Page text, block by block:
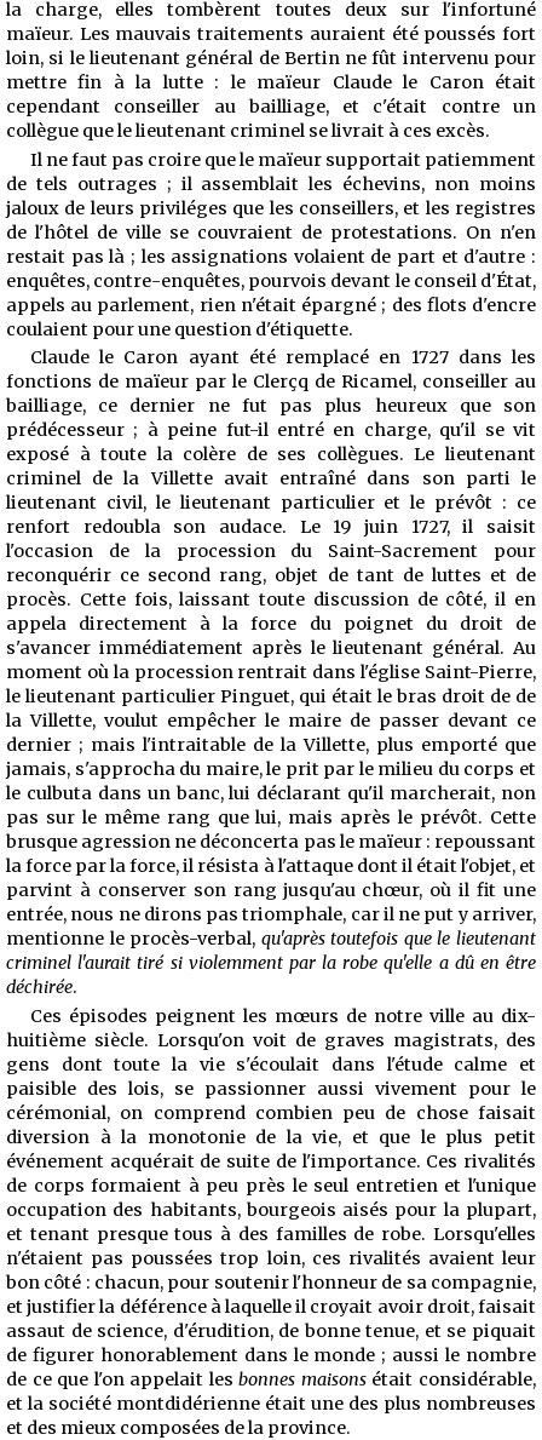
la charge, elles tombèrent toutes deux sur l'infortuné
maïeur. Les mauvais traitements auraient été poussés fort
loin, si le lieutenant général de Bertin ne fût intervenu pour
mettre fin à la lutte : le maïeur Claude le Caron était
cependant conseiller au bailliage, et c'était contre un
collègue que le lieutenant criminel se livrait à ces excès.
Il ne faut pas croire que le maïeur supportait patiemment
de tels outrages ; il assemblait les échevins, non moins
jaloux de leurs priviléges que les conseillers, et les registres
de l'hôtel de ville se couvraient de protestations. On n'en
restait pas là ; les assignations volaient de part et d'autre :
enquêtes, contre-enquêtes, pourvois devant le conseil d'État,
appels au parlement, rien n'était épargné ; des flots d'encre
coulaient pour une question d'étiquette.
Claude le Caron ayant été remplacé en 1727 dans les
fonctions de maïeur par le Clerçq de Ricamel, conseiller au
bailliage, ce dernier ne fut pas plus heureux que son
prédécesseur ; à peine fut-il entré en charge, qu'il se vit
exposé à toute la colère de ses collègues. Le lieutenant
criminel de la Villette avait entraîné dans son parti le
lieutenant civil, le lieutenant particulier et le prévôt : ce
renfort redoubla son audace. Le 19 juin 1727, il saisit
l'occasion de la procession du Saint-Sacrement pour
reconquérir ce second rang, objet de tant de luttes et de
procès. Cette fois, laissant toute discussion de côté, il en
appela directement à la force du poignet du droit de
s'avancer immédiatement après le lieutenant général. Au
moment où la procession rentrait dans l'église Saint-Pierre,
le lieutenant particulier Pinguet, qui était le bras droit de de
la Villette, voulut empêcher le maire de passer devant ce
dernier ; mais l'intraitable de la Villette, plus emporté que
jamais, s'approcha du maire, le prit par le milieu du corps et
le culbuta dans un banc, lui déclarant qu'il marcherait, non
pas sur le même rang que lui, mais après le prévôt. Cette
brusque agression ne déconcerta pas le maïeur : repoussant
la force par la force, il résista à l'attaque dont il était l'objet, et
parvint à conserver son rang jusqu'au chœur, où il fit une
entrée, nous ne dirons pas triomphale, car il ne put y arriver,
mentionne le procès-verbal, qu'après toutefois que le lieutenant
criminel l'aurait tiré si violemment par la robe qu'elle a dû en être
déchirée.
Ces épisodes peignent les mœurs de notre ville au dix-
huitième siècle. Lorsqu'on voit de graves magistrats, des
gens dont toute la vie s'écoulait dans l'étude calme et
paisible des lois, se passionner aussi vivement pourle
cérémonial, on comprend combien peu de chose faisait
diversion à la monotonie de la vie, et que le plus petit
événement acquérait de suite de l'importance. Ces rivalités
de corps formaient à peu près le seul entretien et l'unique
occupation des habitants, bourgeois aisés pour la plupart,
et tenant presque tous à des familles de robe. Lorsqu'elles
n'étaient pas poussées trop loin, ces rivalités avaient leur
bon côté : chacun, pour soutenir l'honneur de sa compagnie,
et justifier la déférence à laquelle il croyait avoir droit, faisait
assaut de science, d'érudition, de bonne tenue, et se piquait
de figurer honorablement dans le monde ; aussi le nombre
de ce que l'on appelait lesbonnes maisonsétait considérable,
et la société montdidérienne était une des plus nombreuses
et des mieux composées de la province.